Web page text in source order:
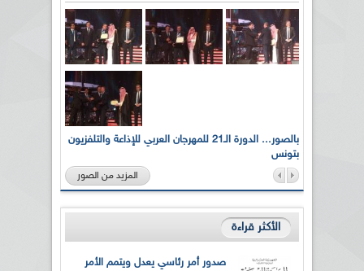
بالصور... الدورة الـ21 للمهرجان العربي للإذاعة والتلفزيون
بتونس
المزيد من الصور
الأكثر قراءة
صدور أمر رئاسي يعدل ويتمم الأمر